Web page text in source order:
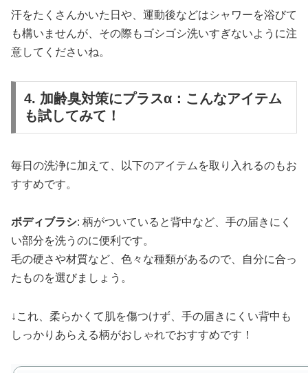
汗をたくさんかいた日や、運動後などはシャワーを浴びて
も構いませんが、その際もゴシゴシ洗いすぎないように注
意してくださいね。
4. 加齢臭対策にプラスα：こんなアイテム
も試してみて！
毎日の洗浄に加えて、以下のアイテムを取り入れるのもお
すすめです。
ボディブラシ: 柄がついていると背中など、手の届きにく
い部分を洗うのに便利です。
毛の硬さや材質など、色々な種類があるので、自分に合っ
たものを選びましょう。
↓これ、柔らかくて肌を傷つけず、手の届きにくい背中も
しっかりあらえる柄がおしゃれでおすすめです！